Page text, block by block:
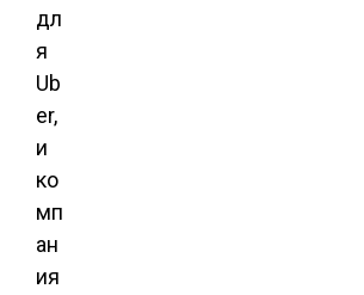
дл
я
Ub
er,
и
ко
мп
ан
ия